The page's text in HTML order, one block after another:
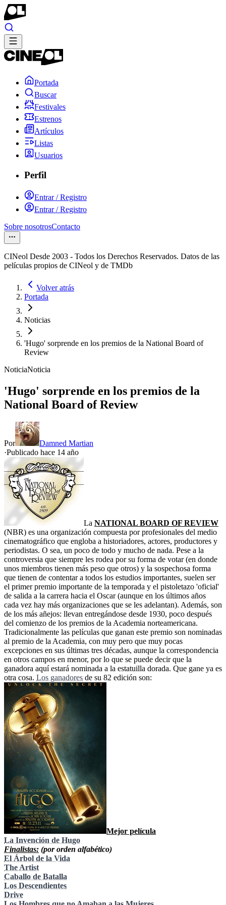
Portada
Buscar
Festivales
Estrenos
Artículos
Listas
Usuarios
Perfil
Entrar / Registro
Entrar / Registro
Sobre nosotrosContacto
CINeol Desde 2003 - Todos los Derechos Reservados. Datos de las
películas propios de CINeol y de TMDb
Volver atrás
Portada
Noticias
'Hugo' sorprende en los premios de la National Board of
Review
NoticiaNoticia
'Hugo' sorprende en los premios de la
National Board of Review
Por
Damned Martian
·Publicado hace 14 año
La NATIONAL BOARD OF REVIEW
(NBR) es una organización compuesta por profesionales del medio
cinematográfico que engloba a historiadores, actores, productores y
periodistas. O sea, un poco de todo y mucho de nada. Pese a la
controversia que siempre les rodea por su forma de votar (en donde
unos miembros tienen más peso que otros) y la sospechosa forma
que tienen de contentar a todos los estudios importantes, suelen ser
el primer premio importante de la temporada y el pistoletazo 'oficial'
de salida a la carrera hacia el Oscar (aunque en los últimos años
cada vez hay más organizaciones que se les adelantan). Además, son
de los más añejos: llevan entregándose desde 1930, poco después
del comienzo de los premios de la Academia norteamericana.
Tradicionalmente las películas que ganan este premio son nominadas
al premio de la Academia, con muy pero que muy pocas
excepciones en sus últimas tres décadas, aunque la correspondencia
en otros campos en menor, por lo que se puede decir que la
ganadora aquí estará nominada a la estatuilla dorada. Que gane ya es
otra cosa. Los ganadores de su 82 edición son:
Mejor película
La Invención de Hugo
Finalistas: (por orden alfabético)
El Árbol de la Vida
The Artist
Caballo de Batalla
Los Descendientes
Drive